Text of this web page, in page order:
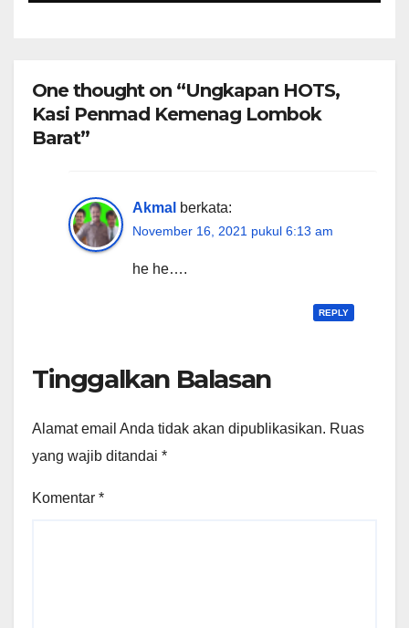
One thought on “Ungkapan HOTS,
Kasi Penmad Kemenag Lombok
Barat”
Akmal berkata:
November 16, 2021 pukul 6:13 am
he he….
REPLY
Tinggalkan Balasan
Alamat email Anda tidak akan dipublikasikan. Ruas
yang wajib ditandai *
Komentar *